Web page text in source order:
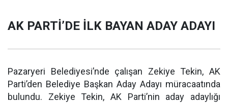
AK PARTİ’DE İLK BAYAN ADAY ADAYI
Pazaryeri Belediyesi’nde çalışan Zekiye Tekin, AK
Parti’den Belediye Başkan Aday Adayı müracaatında
bulundu. Zekiye Tekin, AK Parti’nin aday adaylığı